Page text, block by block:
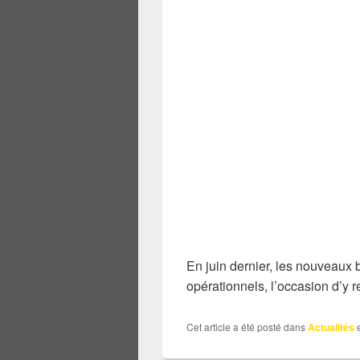
En juin dernier, les nouveaux
opérationnels, l’occasion d’y
Cet article a été posté dansActualités